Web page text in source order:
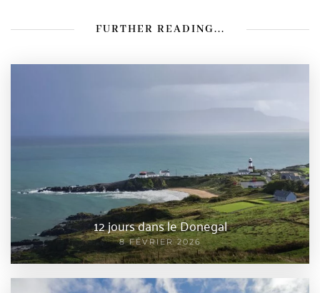
FURTHER READING...
12 jours dans le Donegal
8 FÉVRIER 2026